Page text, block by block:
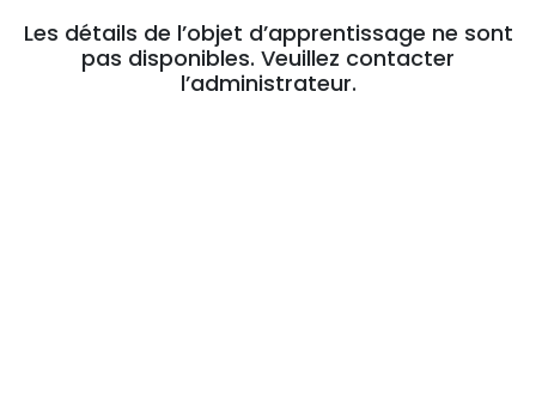
Les détails de l’objet d’apprentissage ne sont
pas disponibles. Veuillez contacter
l’administrateur.